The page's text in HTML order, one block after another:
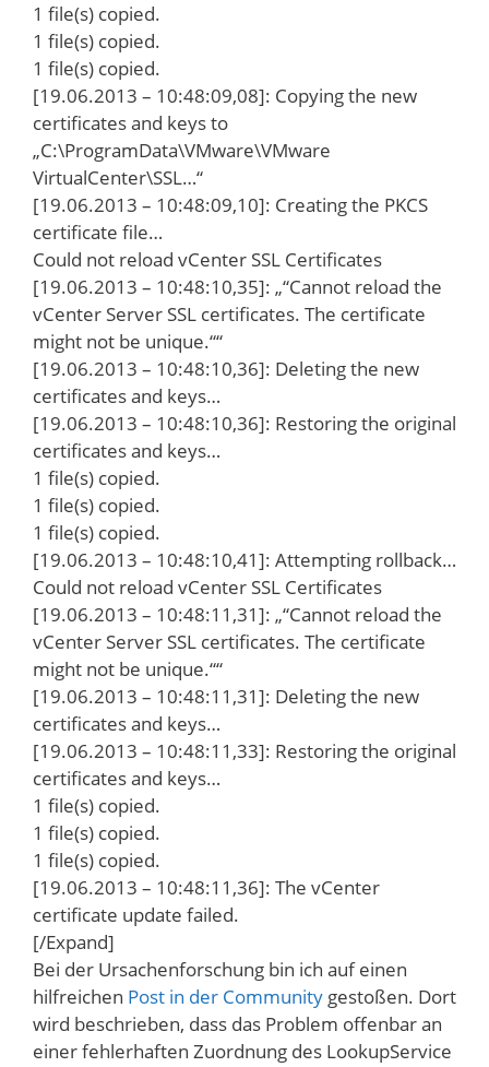
1 file(s) copied.
1 file(s) copied.
1 file(s) copied.
[19.06.2013 – 10:48:09,08]: Copying the new
certificates and keys to
„C:\ProgramData\VMware\VMware
VirtualCenter\SSL…“
[19.06.2013 – 10:48:09,10]: Creating the PKCS
certificate file…
Could not reload vCenter SSL Certificates
[19.06.2013 – 10:48:10,35]: „“Cannot reload the
vCenter Server SSL certificates. The certificate
might not be unique.““
[19.06.2013 – 10:48:10,36]: Deleting the new
certificates and keys…
[19.06.2013 – 10:48:10,36]: Restoring the original
certificates and keys…
1 file(s) copied.
1 file(s) copied.
1 file(s) copied.
[19.06.2013 – 10:48:10,41]: Attempting rollback…
Could not reload vCenter SSL Certificates
[19.06.2013 – 10:48:11,31]: „“Cannot reload the
vCenter Server SSL certificates. The certificate
might not be unique.““
[19.06.2013 – 10:48:11,31]: Deleting the new
certificates and keys…
[19.06.2013 – 10:48:11,33]: Restoring the original
certificates and keys…
1 file(s) copied.
1 file(s) copied.
1 file(s) copied.
[19.06.2013 – 10:48:11,36]: The vCenter
certificate update failed.
[/Expand]
Bei der Ursachenforschung bin ich auf einen
hilfreichen Post in der Community gestoßen. Dort
wird beschrieben, dass das Problem offenbar an
einer fehlerhaften Zuordnung des LookupService